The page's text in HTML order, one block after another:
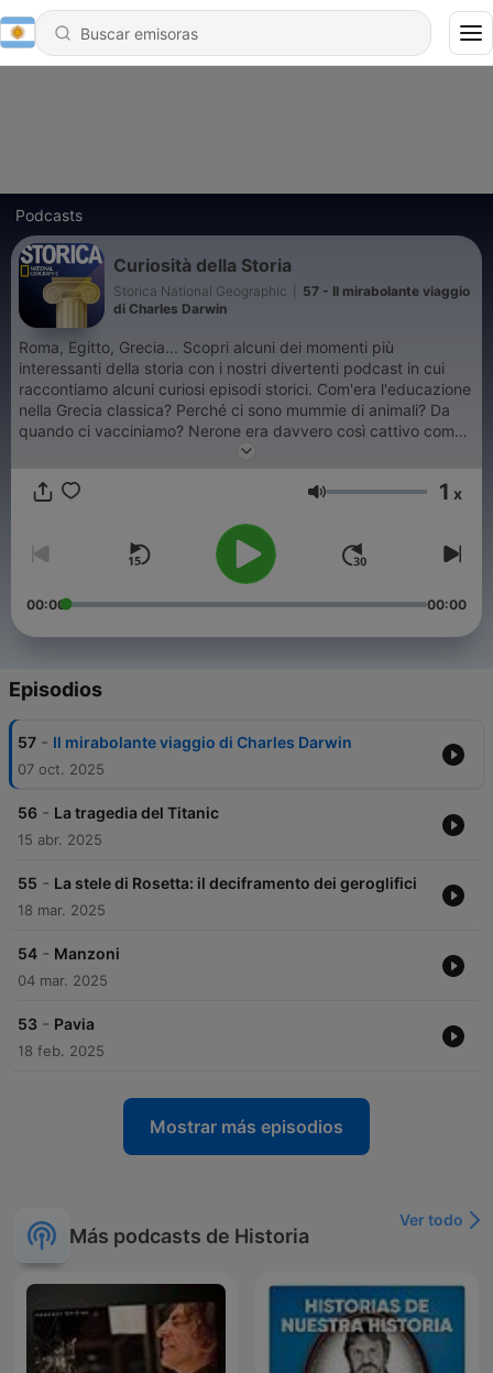
Podcasts
Curiosità della Storia
Storica National Geographic
57 - Il mirabolante viaggio
di Charles Darwin
Roma, Egitto, Grecia... Scopri alcuni dei momenti più
interessanti della storia con i nostri divertenti podcast in cui
raccontiamo alcuni curiosi episodi storici. Com'era l'educazione
nella Grecia classica? Perché ci sono mummie di animali? Da
quando ci vacciniamo? Nerone era davvero così cattivo come
lo dipingono? Chi furono i primi ad arrivare al Polo Sud? Chi
schiavo nel Medioevo? Queste e molte altre domande (e le loro
Volumen 1 x
00:00 00:00
Episodios
57 - Il mirabolante viaggio di Charles Darwin
07 oct. 2025
56 - La tragedia del Titanic
15 abr. 2025
55 - La stele di Rosetta: il deciframento dei geroglifici
18 mar. 2025
54 - Manzoni
04 mar. 2025
53 - Pavia
18 feb. 2025
Mostrar más episodios
Más podcasts de Historia
Ver todo